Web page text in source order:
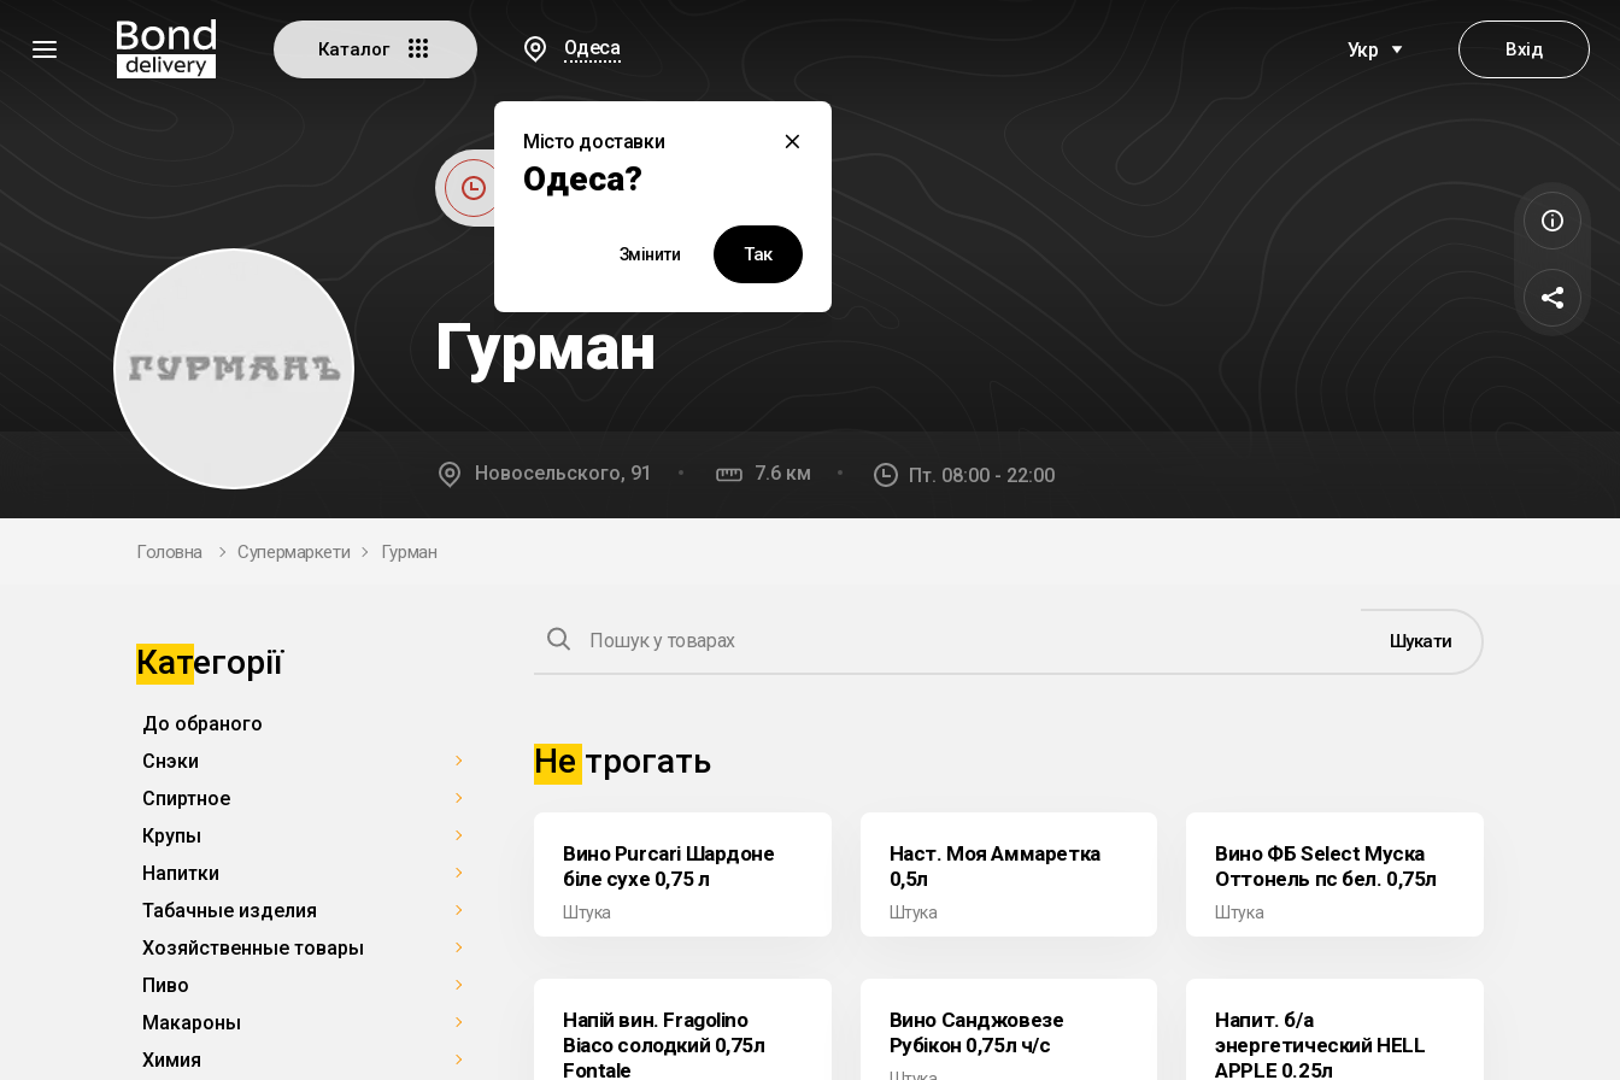
Каталог Одеса
Місто доставки
Одеса?
Змінити Так
Укр Вхід
Цей заклад наразі не працює
Гурман
Новосельского, 91 7.6 км Пт. 08:00 - 22:00
Головна Супермаркети Гурман
Категорії
До обраного
Снэки
Спиртное
Крупы
Напитки
Табачные изделия
Хозяйственные товары
Пиво
Макароны
Химия
Пошук у товарах Шукати
Не трогать
Вино Purcari Шардоне
біле сухе 0,75 л
Штука
Наст. Моя Аммаретка
0,5л
Штука
Вино ФБ Select Муска
Оттонель пс бел. 0,75л
Штука
Напій вин. Fragolino
Biaco солодкий 0,75л
Fontale
Вино Санджовезе
Рубікон 0,75л ч/с
Напит. б/а
энергетический HELL
APPLE 0.25л